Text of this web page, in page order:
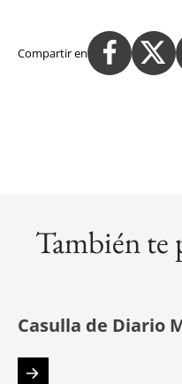
Compartir en
También te
Casulla de Diario